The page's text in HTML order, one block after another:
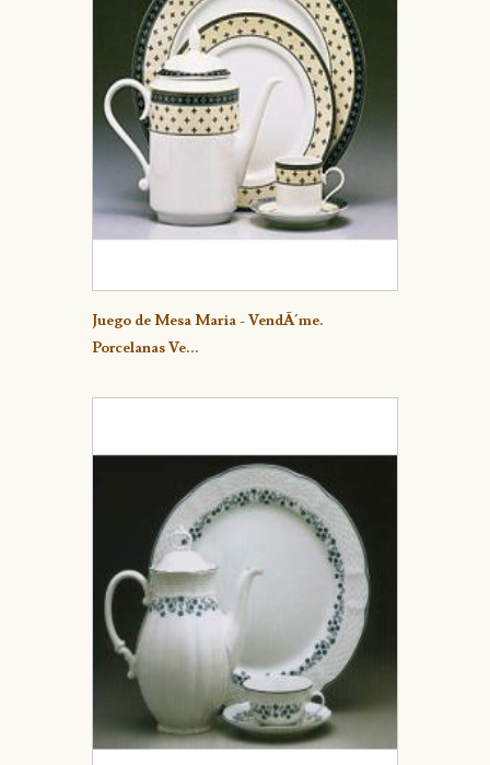
Detalle
Juego de Mesa Maria - VendÃ´me.
Porcelanas Ve...